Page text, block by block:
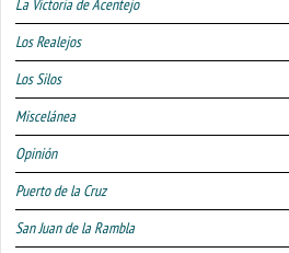
La Victoria de Acentejo
Los Realejos
Los Silos
Miscelánea
Opinión
Puerto de la Cruz
San Juan de la Rambla